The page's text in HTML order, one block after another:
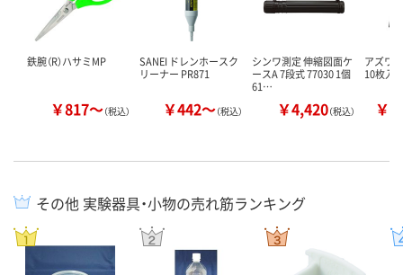
鉄腕（R）ハサミMP
￥817～（税込）
SANEI ドレンホースク
リーナー PR871
￥442～（税込）
シンワ測定 伸縮図面ケ
ースA 7段式 77030 1個
61…
￥4,420（税込）
アズワ
10枚入 1
￥
その他 実験器具・小物の売れ筋ランキング